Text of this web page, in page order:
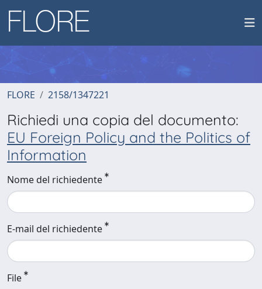
FLORE 2158/1347221
Richiedi una copia del documento:
EU Foreign Policy and the Politics of
Information
Nome del richiedente
E-mail del richiedente
File